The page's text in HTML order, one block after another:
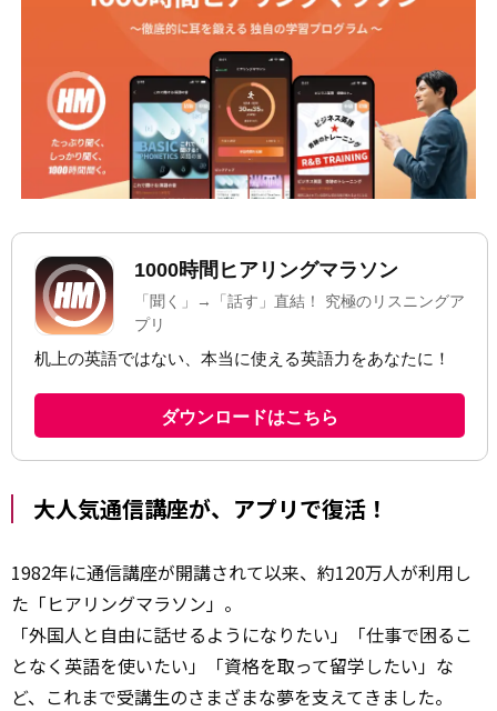
大人気通信講座が、アプリで復活！
1982年に通信講座が開講されて以来、約120万人が利用し
た「ヒアリングマラソン」。
「外国人と自由に話せるようになりたい」「仕事で困るこ
となく英語を使いたい」「資格を取って留学したい」な
ど、これまで受講生のさまざまな夢を支えてきました。